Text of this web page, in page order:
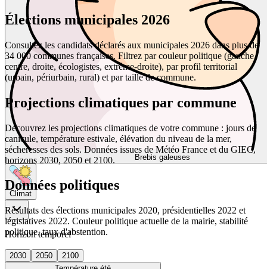
Brebis galeuses
Climat
Horizon temporel
2030 2050
2100
Élections municipales 2026
Consultez les candidats déclarés aux municipales 2026 dans plus de
34 000 communes françaises. Filtrez par couleur politique (gauche,
centre, droite, écologistes, extrême-droite), par profil territorial
(urbain, périurbain, rural) et par taille de commune.
Projections climatiques par commune
Découvrez les projections climatiques de votre commune : jours de
canicule, température estivale, élévation du niveau de la mer,
sécheresses des sols. Données issues de Météo France et du GIEC,
horizons 2030, 2050 et 2100.
Données politiques
Résultats des élections municipales 2020, présidentielles 2022 et
législatives 2022. Couleur politique actuelle de la mairie, stabilité
politique, taux d'abstention.